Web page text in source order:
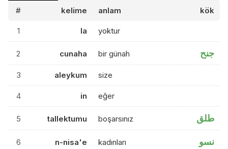
# kelime anlam kök
1 la yoktur
2 cunaha bir günah جنح
3 aleykum size
4 in eğer
5 tallektumu boşarsınız طلق
6 n-nisa'e kadınları نسو